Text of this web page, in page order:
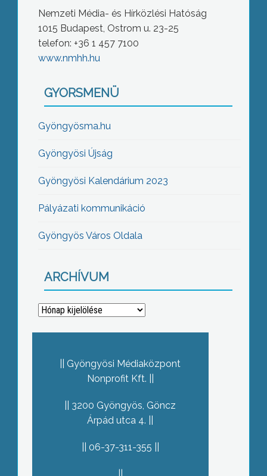
Nemzeti Média- és Hírközlési Hatóság
1015 Budapest, Ostrom u. 23-25
telefon: +36 1 457 7100
www.nmhh.hu
GYORSMENÜ
Gyöngyösma.hu
Gyöngyösi Újság
Gyöngyösi Kalendárium 2023
Pályázati kommunikáció
Gyöngyös Város Oldala
ARCHÍVUM
Archívum
Gyöngyösi Médiaközpont
Nonprofit Kft.
3200 Gyöngyös, Göncz
Árpád utca 4.
06-37-311-355